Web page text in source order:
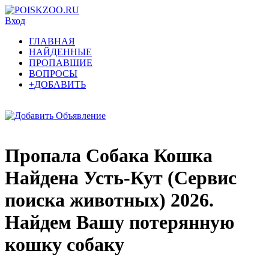
Вход
ГЛАВНАЯ
НАЙДЕННЫЕ
ПРОПАВШИЕ
ВОПРОСЫ
+ДОБАВИТЬ
Пропала Собака Кошка
Найдена Усть-Кут (Сервис
поиска животных) 2026.
Найдем Вашу потерянную
кошку собаку